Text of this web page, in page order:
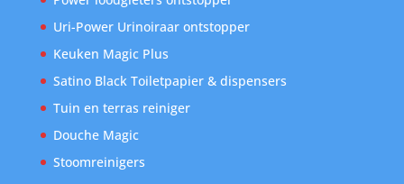
Uri-Power Urinoiraar ontstopper
Keuken Magic Plus
Satino Black Toiletpapier & dispensers
Tuin en terras reiniger
Douche Magic
Stoomreinigers